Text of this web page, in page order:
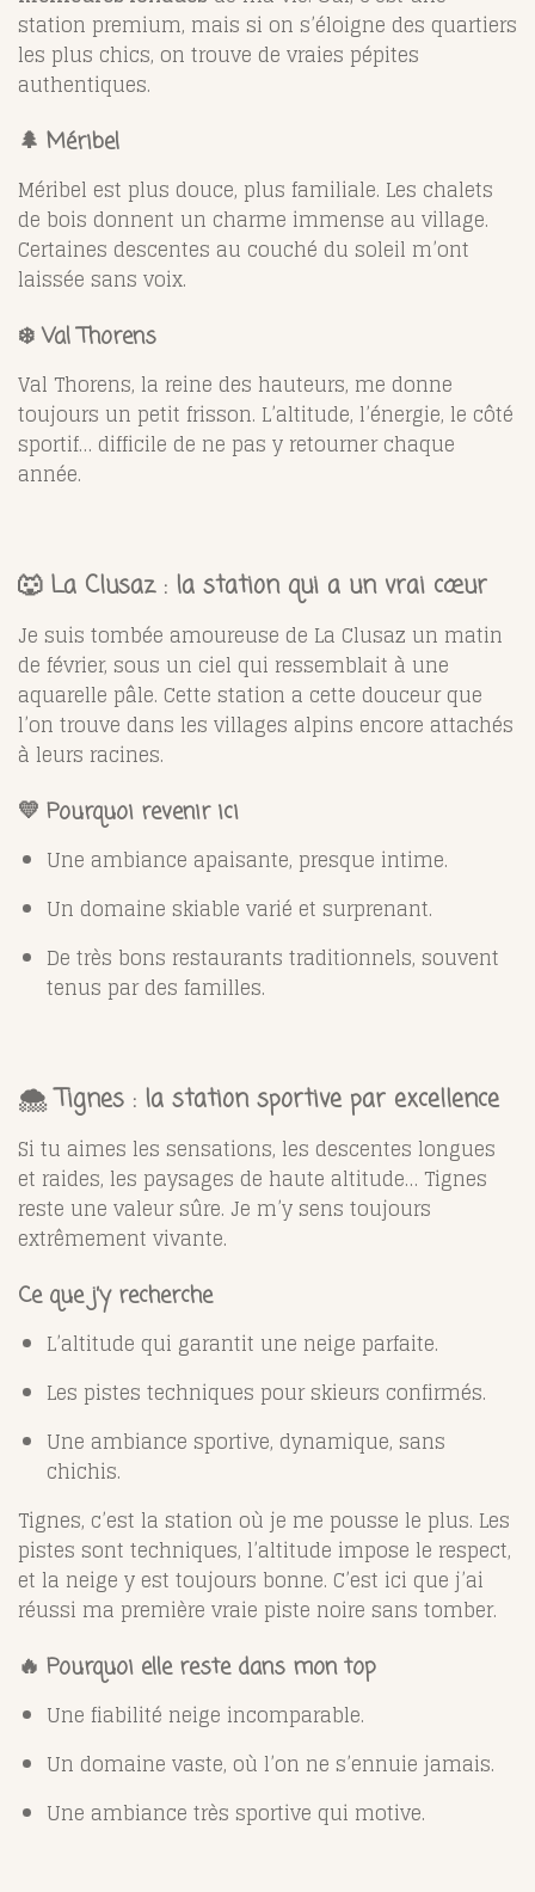
station premium, mais si on s’éloigne des quartiers
les plus chics, on trouve de vraies pépites
authentiques.
🌲 Méribel
Méribel est plus douce, plus familiale. Les chalets
de bois donnent un charme immense au village.
Certaines descentes au couché du soleil m’ont
laissée sans voix.
❄️ Val Thorens
Val Thorens, la reine des hauteurs, me donne
toujours un petit frisson. L’altitude, l’énergie, le côté
sportif… difficile de ne pas y retourner chaque
année.
🐺 La Clusaz : la station qui a un vrai cœur
Je suis tombée amoureuse de La Clusaz un matin
de février, sous un ciel qui ressemblait à une
aquarelle pâle. Cette station a cette douceur que
l’on trouve dans les villages alpins encore attachés
à leurs racines.
💛 Pourquoi revenir ici
Une ambiance apaisante, presque intime.
Un domaine skiable varié et surprenant.
De très bons restaurants traditionnels, souvent
tenus par des familles.
🌨️Tignes : la station sportive par excellence
Si tu aimes les sensations, les descentes longues
et raides, les paysages de haute altitude… Tignes
reste une valeur sûre. Je m’y sens toujours
extrêmement vivante.
Ce que j’y recherche
L’altitude qui garantit une neige parfaite.
Les pistes techniques pour skieurs confirmés.
Une ambiance sportive, dynamique, sans
chichis.
Tignes, c’est la station où je me pousse le plus. Les
pistes sont techniques, l’altitude impose le respect,
et la neige y est toujours bonne. C’est ici que j’ai
réussi ma première vraie piste noire sans tomber.
🔥 Pourquoi elle reste dans mon top
Une fiabilité neige incomparable.
Un domaine vaste, où l’on ne s’ennuie jamais.
Une ambiance très sportive qui motive.